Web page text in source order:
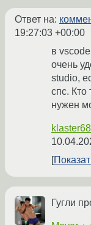
Ответ на:
19:27:03 +00:00
в
очень
studio,
спс.
нужен
klaster68
Гугли